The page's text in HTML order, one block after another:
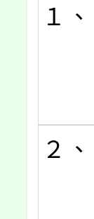
１、
２、